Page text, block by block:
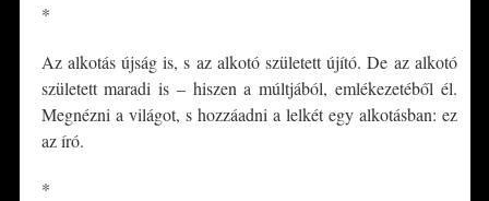
*
Az alkotás újság is, s az alkotó született újító. De az alkotó
született maradi is – hiszen a múltjából, emlékezetéből él.
Megnézni a világot, s hozzáadni a lelkét egy alkotásban: ez
az író.
*